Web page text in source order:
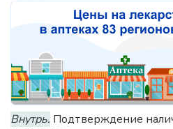
Внутрь. Подтверждение